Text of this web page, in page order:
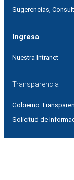
Sugerencias,
Ingresa
Nuestra Intranet
Transparencia
Gobierno
Solicitud de